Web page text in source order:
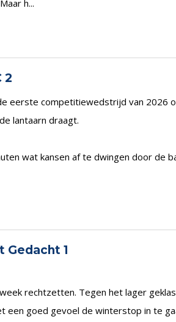
h...
2
eerste competitiewedstrijd van 2026
lantaarn draagt.
wat kansen af te dwingen door de
Gedacht 1
rechtzetten. Tegen het lager
een goed gevoel de winterstop in te